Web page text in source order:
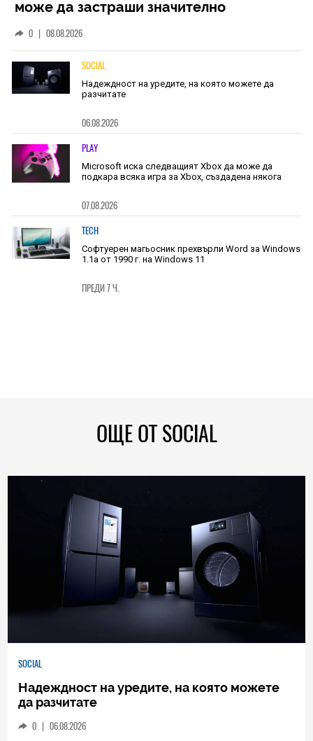
може да застраши значително
0 | 08.08.2026
SOCIAL
Надеждност на уредите, на която можете да
разчитате
06.08.2026
PLAY
Microsoft иска следващият Xbox да може да
подкара всяка игра за Xbox, създадена някога
07.08.2026
TECH
Софтуерен магьосник прехвърли Word за Windows
1.1a от 1990 г. на Windows 11
ПРЕДИ 7 Ч.
ОЩЕ ОТ SOCIAL
SOCIAL
Надеждност на уредите, на която можете
да разчитате
0 | 06.08.2026